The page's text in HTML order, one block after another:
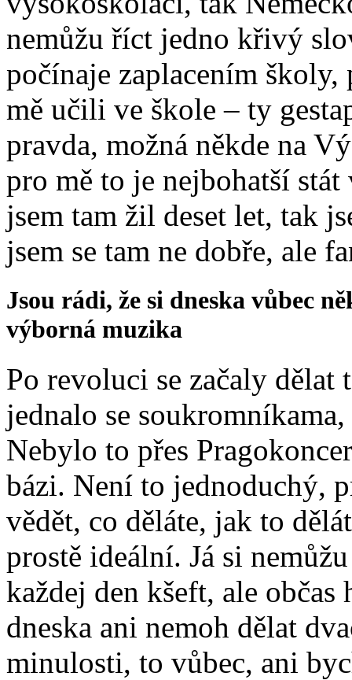
nemůžu říct jedno křivý
počínaje zaplacením
mě učili ve škole – ty
pravda, možná někde na
pro mě to je nejbohatší
jsem tam žil deset let, tak
jsem se tam ne dobře, ale
Jsou rádi, že si dneska vůbec
výborná muzika
Po revoluci se začaly dělat
jednalo se
Nebylo to přes
bázi. Není to jednoduchý,
vědět, co děláte, jak to
prostě ideální. Já si
každej den kšeft, ale občas
dneska ani nemoh dělat
minulosti, to vůbec, ani